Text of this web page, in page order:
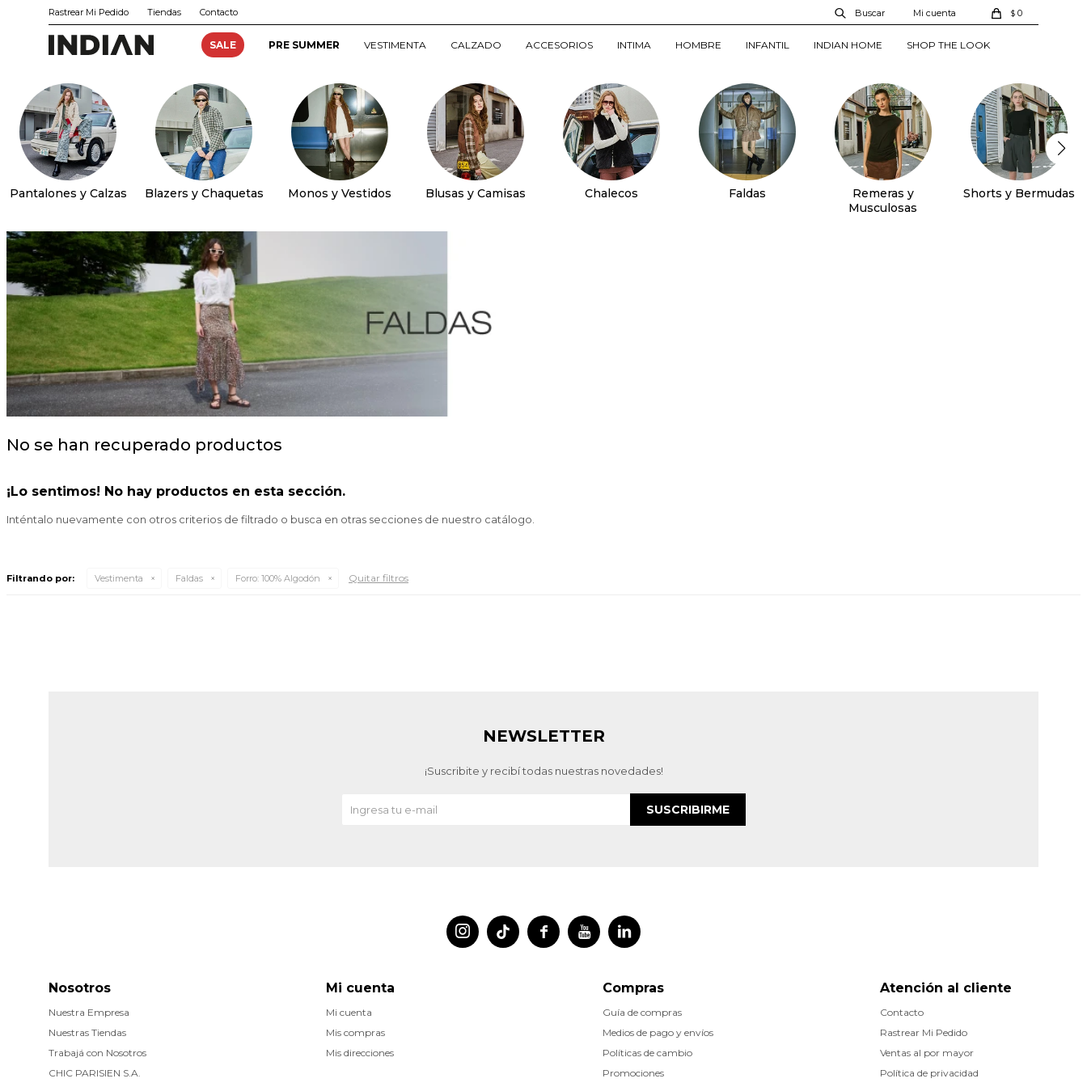
SALE PRE SUMMER VESTIMENTA CALZADO ACCESORIOS INTIMA HOMBRE INFANTIL INDIAN HOME SHOP THE LOOK
$ 0
Rastrear Mi Pedido Tiendas Contacto
Pantalones y Calzas Blazers y Chaquetas Monos y Vestidos Blusas y Camisas Chalecos Faldas
Remeras y
Musculosas
Shorts y Bermudas
No se han recuperado productos
¡Lo sentimos! No hay productos en esta sección.
Inténtalo nuevamente con otros criterios de filtrado o busca en otras secciones de nuestro catálogo.
Filtrando por: Vestimenta Faldas Forro: 100% Algodón Quitar filtros
 
 
Atención al cliente
Contacto
Rastrear Mi Pedido
Ventas al por mayor
Política de privacidad
Nosotros
Nuestra Empresa
Nuestras Tiendas
Trabajá con Nosotros
CHIC PARISIEN S.A.
Compras
Guía de compras
Medios de pago y envíos
Políticas de cambio
Promociones
Mi cuenta
Mi cuenta
Mis compras
Mis direcciones
NEWSLETTER
¡Suscribite y recibí todas nuestras novedades!
SUSCRIBIRME